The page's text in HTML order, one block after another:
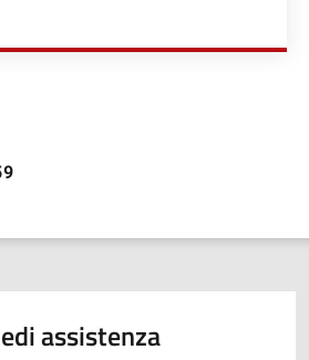
AGLI SPAZI DEL CENTRO PER
assistenza